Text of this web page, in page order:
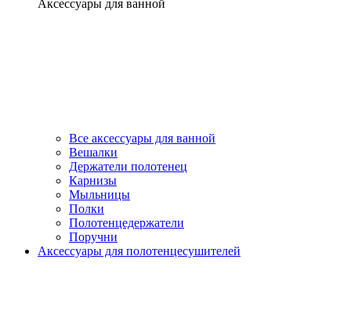
Аксессуары для ванной
Все аксессуары для ванной
Вешалки
Держатели полотенец
Карнизы
Мыльницы
Полки
Полотенцедержатели
Поручни
Аксессуары для полотенцесушителей